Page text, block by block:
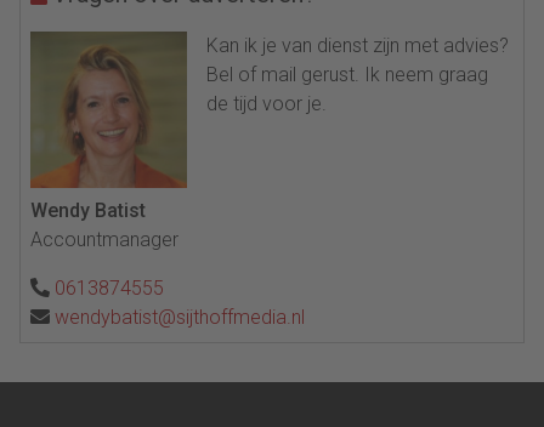
Kan ik je van dienst zijn met advies?
Bel of mail gerust. Ik neem graag
de tijd voor je.
Wendy Batist
Accountmanager
0613874555
wendybatist@sijthoffmedia.nl